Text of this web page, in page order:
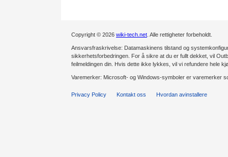
Copyright © 2026 wiki-tech.net . Alle rettigheter forbeholdt.
Ansvarsfraskrivelse: Datamaskinens tilstand og
sikkerhetsforbedringen. For å sikre at du er fullt dekket, vil
feilmeldingen din. Hvis dette ikke lykkes, vil vi refundere hele
Varemerker: Microsoft- og Windows-symboler er varemerker
Privacy Policy Kontakt oss Hvordan avinstallere